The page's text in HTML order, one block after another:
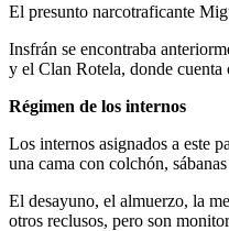
El presunto narcotraficante
Insfrán se encontraba
y el Clan Rotela, donde cuenta
Régimen de los internos
Los internos asignados a este
una cama con colchón,
El desayuno, el almuerzo, la
otros reclusos, pero son